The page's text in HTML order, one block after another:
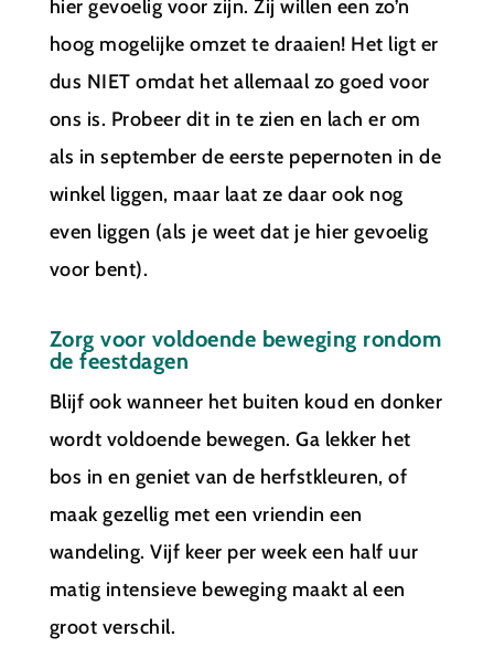
hier gevoelig voor zijn. Zij willen een zo’n
hoog mogelijke omzet te draaien! Het ligt er
dus NIET omdat het allemaal zo goed voor
ons is. Probeer dit in te zien en lach er om
als in september de eerste pepernoten in de
winkel liggen, maar laat ze daar ook nog
even liggen (als je weet dat je hier gevoelig
voor bent).
Zorg voor voldoende beweging rondom
de feestdagen
Blijf ook wanneer het buiten koud en donker
wordt voldoende bewegen. Ga lekker het
bos in en geniet van de herfstkleuren, of
maak gezellig met een vriendin een
wandeling. Vijf keer per week een half uur
matig intensieve beweging maakt al een
groot verschil.